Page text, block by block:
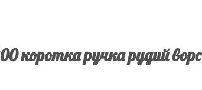
коротка ручка рудий ворс